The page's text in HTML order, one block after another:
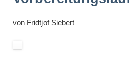
von Fridtjof Siebert